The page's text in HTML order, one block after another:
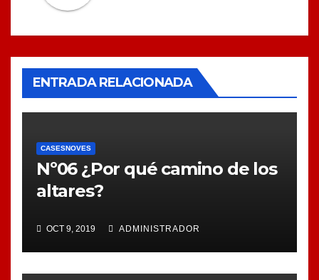
ENTRADA RELACIONADA
CASESNOVES
Nº06 ¿Por qué camino de los
altares?
OCT 9, 2019 ADMINISTRADOR